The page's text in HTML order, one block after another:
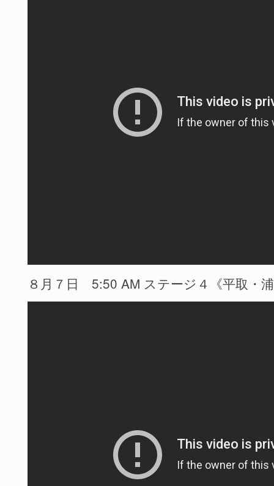
８月７日 5:50 AM ステージ４《平取・